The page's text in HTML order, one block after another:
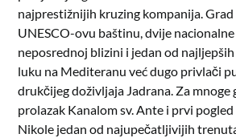
najprestižnijih kruzing kompanija. Grad
UNESCO-ovu baštinu, dvije
neposrednoj blizini i jedan od
luku na Mediteranu već dugo privlači
drukčijeg doživljaja Jadrana. Za mnoge
prolazak Kanalom sv. Ante i prvi
Nikole jedan od najupečatljivijih